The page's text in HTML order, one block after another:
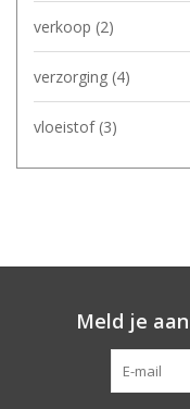
verkoop (2)
verzorging (4)
vloeistof (3)
Meld je